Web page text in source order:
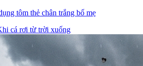
tôm thẻ chân trắng bố mẹ
cá rơi từ trời xuống